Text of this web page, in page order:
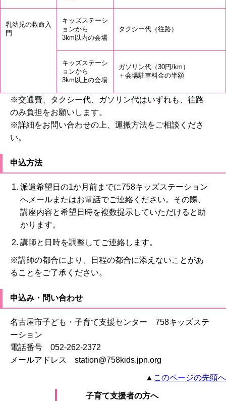
乳幼児の救命入
門
キッズステーシ
ョンから
3km以内の会場
タクシー代（往路）
キッズステーシ
ョンから
3km以上の会場
ガソリン代（30円/km）
＋会場駐車料金の半額
※交通費、タクシー代、ガソリン代はいずれも、往路
のみ負担をお願いします。
※詳細をお問い合わせの上、運搬方法をご相談くださ
い。
申込方法
派遣希望日の1か月前までに758キッズステーション
へメールまたはお電話でご連絡ください。その際、
講座内容と希望日時を複数提示していただけると助
かります。
講師と日時を調整してご連絡します。
※講師の都合により、日程の都合に添えないことがあ
ることをご了承ください。
申込み・問い合わせ
名古屋市子ども・子育て支援センター 758キッズステ
ーション
電話番号 052-262-2372
メールアドレス station@758kids.jpn.org
▲ このページの先頭へ
子育て支援者の方へ